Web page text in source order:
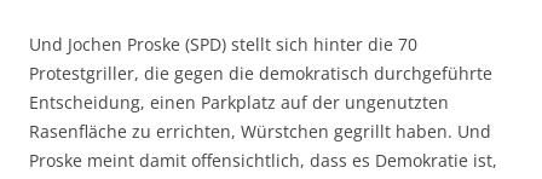
Und Jochen Proske (SPD) stellt sich hinter die 70
Protestgriller, die gegen die demokratisch durchgeführte
Entscheidung, einen Parkplatz auf der ungenutzten
Rasenfläche zu errichten, Würstchen gegrillt haben. Und
Proske meint damit offensichtlich, dass es Demokratie ist,